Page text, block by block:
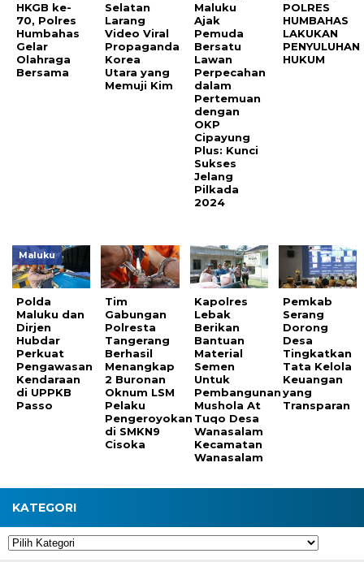
HKGB ke-
70, Polres
Humbahas
Gelar
Olahraga
Bersama
Selatan
Larang
Video Viral
Propaganda
Korea
Utara yang
Memuji Kim
Maluku
Ajak
Pemuda
Bersatu
Lawan
Perpecahan
dalam
Pertemuan
dengan
OKP
Cipayung
Plus: Kunci
Sukses
Jelang
Pilkada
2024
POLRES
HUMBAHAS
LAKUKAN
PENYULUHAN
HUKUM
Maluku
Polda
Maluku dan
Dirjen
Hubdar
Perkuat
Pengawasan
Kendaraan
di UPPKB
Passo
Tim
Gabungan
Polresta
Tangerang
Berhasil
Menangkap
2 Buronan
Oknum LSM
Pelaku
Pengeroyokan
di SMKN9
Cisoka
Kapolres
Lebak
Berikan
Bantuan
Material
Semen
Untuk
Pembangunan
Mushola At
Tuqo Desa
Wanasalam
Kecamatan
Wanasalam
Pemkab
Serang
Dorong
Desa
Tingkatkan
Tata Kelola
Keuangan
yang
Transparan
KATEGORI
Kategori